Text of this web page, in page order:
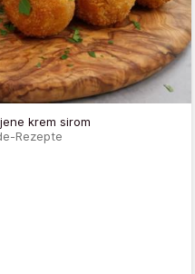
krem sirom
Rezepte